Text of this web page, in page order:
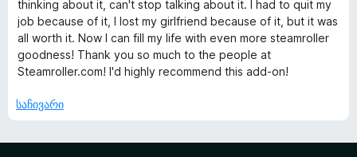
ი
.
c
o
m
ე
ბ
ა
5
დ
thinking about it, can't stop talking about it. I had to quit my
job because of it, I lost my girlfriend because of it, but it was
all worth it. Now I can fill my life with even more steamroller
goodness! Thank you so much to the people at
Steamroller.com! I'd highly recommend this add-on!
საჩივარი